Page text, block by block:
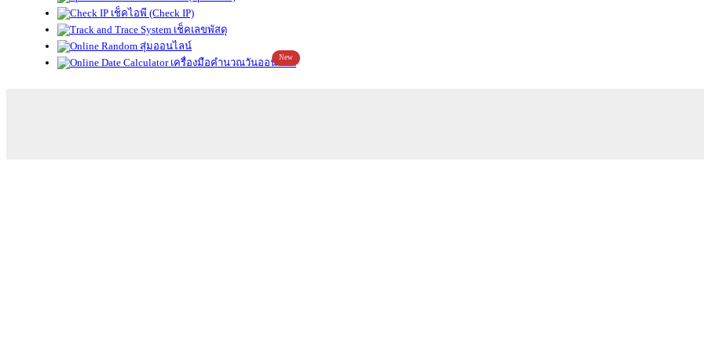
เช็คไอพี (Check IP)
เช็คเลขพัสดุ
สุ่มออนไลน์
เครื่องมือคำนวณวันออนไลน์
New